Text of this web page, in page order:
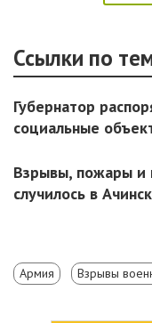
Ссылки по
Губернатор
социальные
Взрывы, пожары и
случилось в
Армия Взрывы